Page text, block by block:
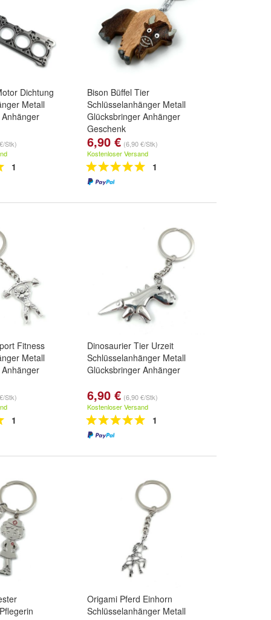
Dichtung
Metall
Stk)
1
Bison Büffel Tier
Schlüsselanhänger Metall
Glücksbringer Anhänger
Geschenk
6,90 € (6,90 €/Stk)
Kostenloser Versand
1
Fitness
Metall
Stk)
1
Dinosaurier Tier Urzeit
Schlüsselanhänger Metall
Glücksbringer Anhänger
6,90 € (6,90 €/Stk)
Kostenloser Versand
1
Origami Pferd Einhorn
Schlüsselanhänger Metall